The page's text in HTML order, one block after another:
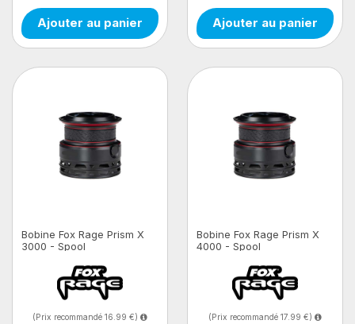
Ajouter au panier Ajouter au panier
Bobine Fox Rage Prism X
3000 - Spool
(Prix recommandé 16.99 €)
Bobine Fox Rage Prism X
4000 - Spool
(Prix recommandé 17.99 €)